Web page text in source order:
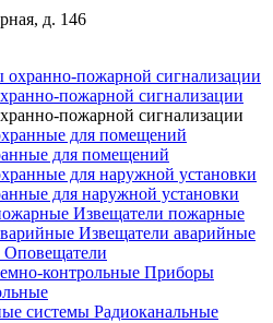
д. 146
пожарной сигнализации
пожарной сигнализации
для помещений
для наружной установки
Извещатели пожарные
Извещатели аварийные
Оповещатели
Приборы
Радиоканальные